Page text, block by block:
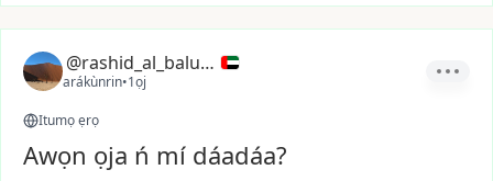
@rashid_al_balushi
arákùnrin•1ọj
Itumọ ẹrọ
Awọn ọja ń mí dáadáa?